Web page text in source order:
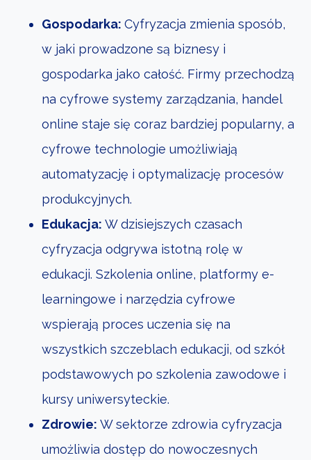
Gospodarka: Cyfryzacja zmienia sposób,
w jaki prowadzone są biznesy i
gospodarka jako całość. Firmy przechodzą
na cyfrowe systemy zarządzania, handel
online staje się coraz bardziej popularny, a
cyfrowe technologie umożliwiają
automatyzację i optymalizację procesów
produkcyjnych.
Edukacja: W dzisiejszych czasach
cyfryzacja odgrywa istotną rolę w
edukacji. Szkolenia online, platformy e-
learningowe i narzędzia cyfrowe
wspierają proces uczenia się na
wszystkich szczeblach edukacji, od szkół
podstawowych po szkolenia zawodowe i
kursy uniwersyteckie.
Zdrowie: W sektorze zdrowia cyfryzacja
umożliwia dostęp do nowoczesnych